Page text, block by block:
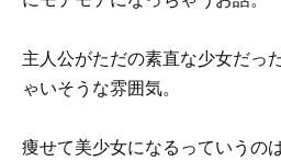
主人公がただの素直な少女だっ
ゃいそうな雰囲気。
痩せて美少女になるっていうの